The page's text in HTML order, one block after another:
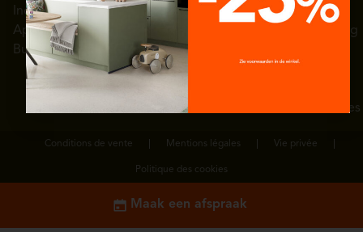
Indeling
Apparatuur
Budgetten
Wasplaats
Badkamer
Slaapkamer
kledingkast
Garderobehand-
vatten
Inspiratie galerij
Catalogus
Hulp en
ondersteuning
Jobs/vacatures
Conditions de vente Mentions légales Vie privée
Politique des cookies
Maak een afspraak